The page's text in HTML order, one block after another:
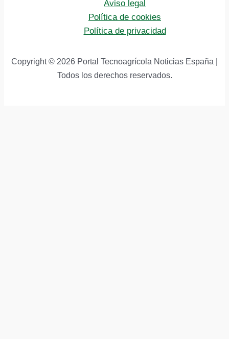
Aviso legal
Política de cookies
Política de privacidad
Copyright © 2026 Portal Tecnoagrícola Noticias España |
Todos los derechos reservados.